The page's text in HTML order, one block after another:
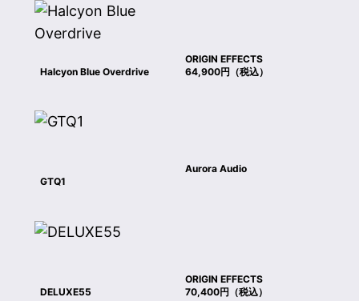
ORIGIN EFFECTS
Halcyon Blue Overdrive
64,900円（税込）
Aurora Audio
GTQ1
ORIGIN EFFECTS
DELUXE55
70,400円（税込）